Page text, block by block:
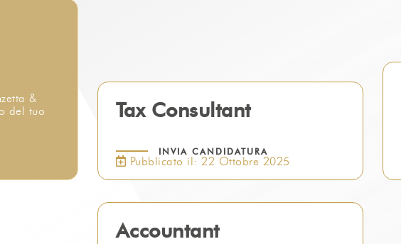
&
del tuo
Tax Consultant
INVIA CANDIDATURA
Pubblicato il: 22 Ottobre 2025
Accountant